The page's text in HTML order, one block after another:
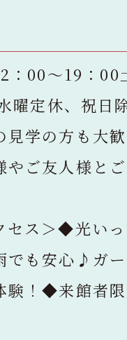
：00～19：
曜定休、祝日
見学の方も大
やご友人様と
セス＞◆光い
でも安心♪ガ
験！◆来館者